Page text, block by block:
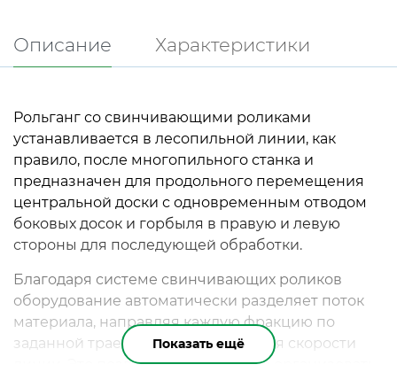
Описание Характеристики
Рольганг со свинчивающими роликами
устанавливается в лесопильной линии, как
правило, после многопильного станка и
предназначен для продольного перемещения
центральной доски с одновременным отводом
боковых досок и горбыля в правую и левую
стороны для последующей обработки.
Благодаря системе свинчивающих роликов
оборудование автоматически разделяет поток
материала, направляя каждую фракцию по
заданной траектории без снижения скорости
линии. Это позволяет эффективно организовать
Показать ещё